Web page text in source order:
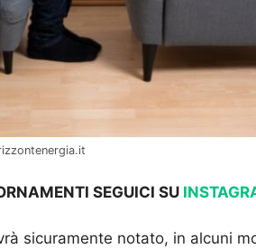
SEGUICI SU
sicuramente notato, in alcuni